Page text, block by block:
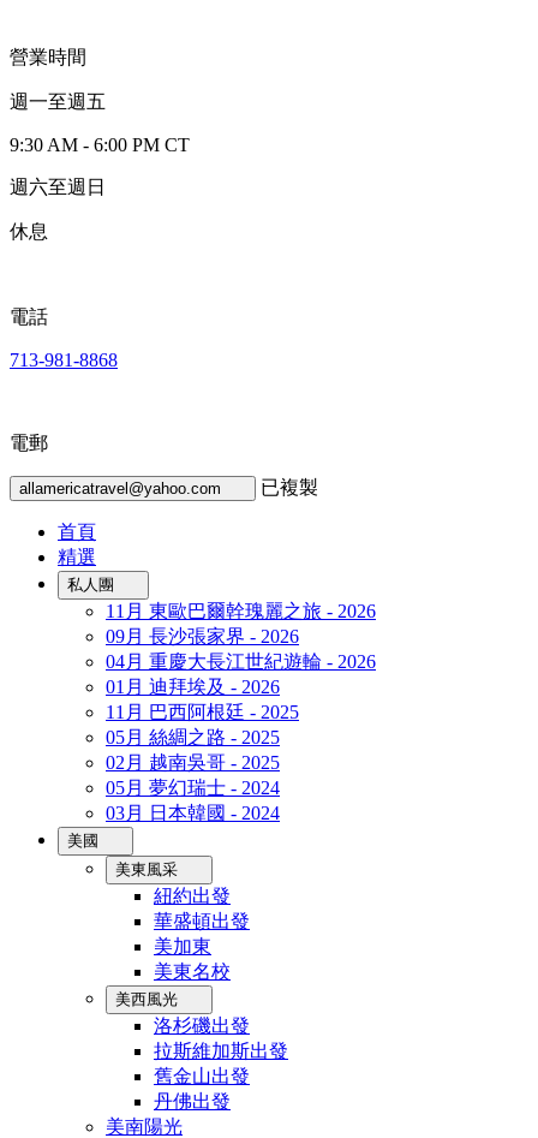
營業時間
週一至週五
9:30 AM - 6:00 PM CT
週六至週日
休息
電話
713-981-8868
電郵
allamericatravel@yahoo.com 已複製
首頁
精選
私人團
11月 東歐巴爾幹瑰麗之旅 - 2026
09月 長沙張家界 - 2026
04月 重慶大長江世紀遊輪 - 2026
01月 迪拜埃及 - 2026
11月 巴西阿根廷 - 2025
05月 絲綢之路 - 2025
02月 越南吳哥 - 2025
05月 夢幻瑞士 - 2024
03月 日本韓國 - 2024
美國
美東風采
紐約出發
華盛頓出發
美加東
美東名校
美西風光
洛杉磯出發
拉斯維加斯出發
舊金山出發
丹佛出發
美南陽光